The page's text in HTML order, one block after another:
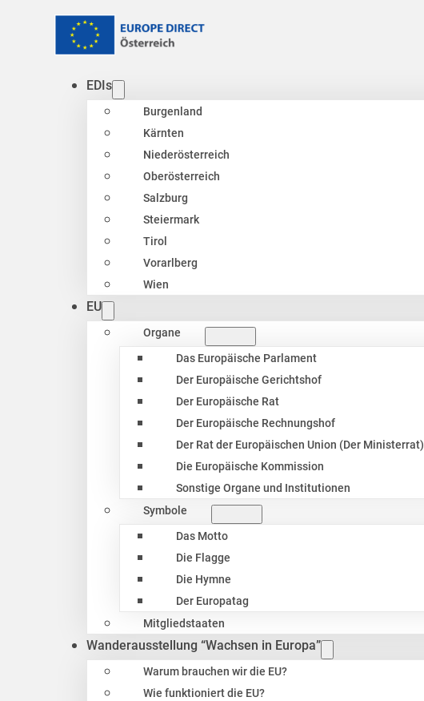
EDIs
Burgenland
Kärnten
Niederösterreich
Oberösterreich
Salzburg
Steiermark
Tirol
Vorarlberg
Wien
EU
Organe
Das Europäische Parlament
Der Europäische Gerichtshof
Der Europäische Rat
Der Europäische Rechnungshof
Der Rat der Europäischen Union (Der Ministerrat)
Die Europäische Kommission
Sonstige Organe und Institutionen
Symbole
Das Motto
Die Flagge
Die Hymne
Der Europatag
Mitgliedstaaten
Wanderausstellung “Wachsen in Europa”
Warum brauchen wir die EU?
Wie funktioniert die EU?